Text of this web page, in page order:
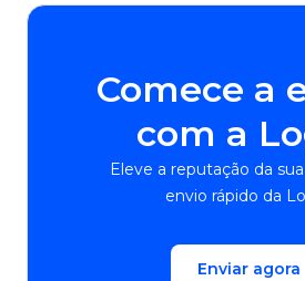
Comece a
com a
Eleve a reputação da
envio rápido da
Enviar agora